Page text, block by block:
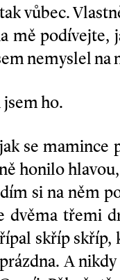
vůbec.
mě
nemyslel na
ho.
se mamince
honilo
si na něm
dvěma třemi
skříp skříp,
A